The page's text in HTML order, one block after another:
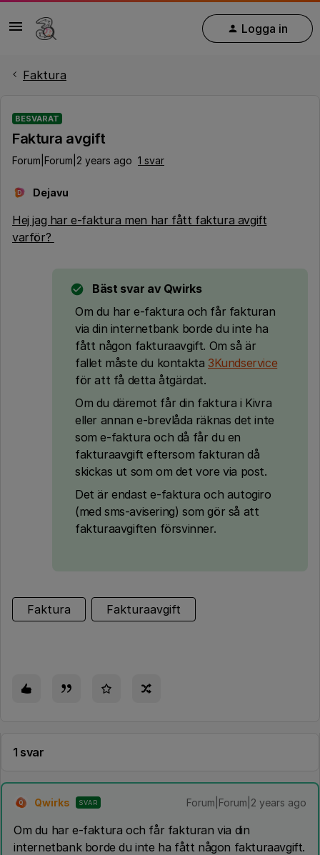
Logga in
Faktura
BESVARAT
Faktura avgift
Forum|Forum|2 years ago 1 svar
D Dejavu
Hej jag har e-faktura men har fått faktura avgift
varför?
Bäst svar av Qwirks
Om du har e-faktura och får fakturan
via din internetbank borde du inte ha
fått någon fakturaavgift. Om så är
fallet måste du kontakta 3Kundservice
för att få detta åtgärdat.
Om du däremot får din faktura i Kivra
eller annan e-brevlåda räknas det inte
som e-faktura och då får du en
fakturaavgift eftersom fakturan då
skickas ut som om det vore via post.
Det är endast e-faktura och autogiro
(med sms-avisering) som gör så att
fakturaavgiften försvinner.
Faktura Fakturaavgift
1 svar
Q Qwirks SVAR Forum|Forum|2 years ago
Om du har e-faktura och får fakturan via din
internetbank borde du inte ha fått någon fakturaavgift.